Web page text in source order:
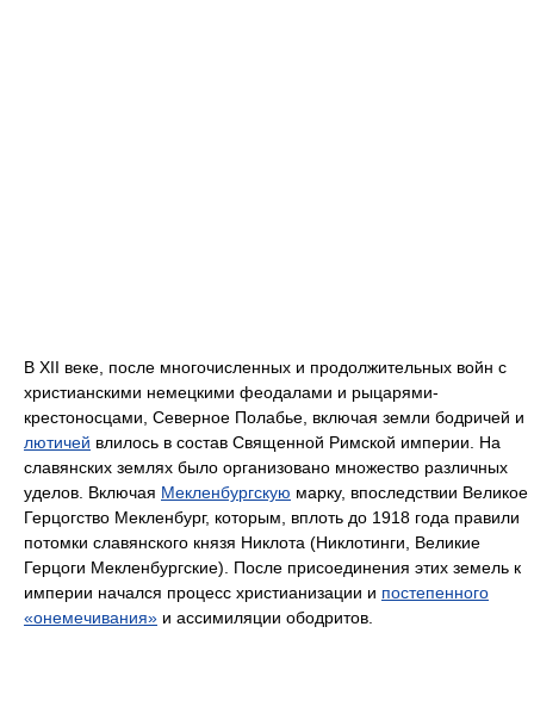
В XII веке, после многочисленных и продолжительных войн с
христианскими немецкими феодалами и рыцарями-
крестоносцами, Северное Полабье, включая земли бодричей и
лютичей влилось в состав Священной Римской империи. На
славянских землях было организовано множество различных
уделов. Включая Мекленбургскую марку, впоследствии Великое
Герцогство Мекленбург, которым, вплоть до 1918 года правили
потомки славянского князя Никлота (Никлотинги, Великие
Герцоги Мекленбургские). После присоединения этих земель к
империи начался процесс христианизации и постепенного
«онемечивания» и ассимиляции ободритов.